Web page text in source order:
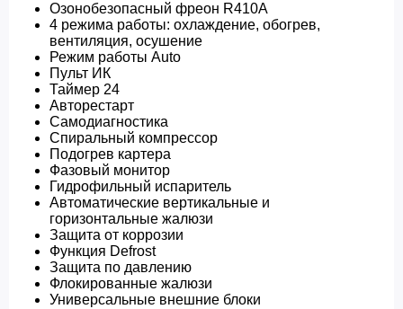
Озонобезопасный фреон R410A
4 режима работы: охлаждение, обогрев,
вентиляция, осушение
Режим работы Auto
Пульт ИК
Таймер 24
Авторестарт
Самодиагностика
Спиральный компрессор
Подогрев картера
Фазовый монитор
Гидрофильный испаритель
Автоматические вертикальные и
горизонтальные жалюзи
Защита от коррозии
Функция Defrost
Защита по давлению
Флокированные жалюзи
Универсальные внешние блоки